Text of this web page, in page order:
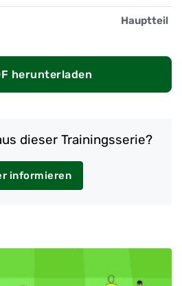
Hauptteil
herunterladen
dieser Trainingsserie?
informieren